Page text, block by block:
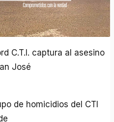
C.T.I. captura al asesino
José
de homicidios del CTI